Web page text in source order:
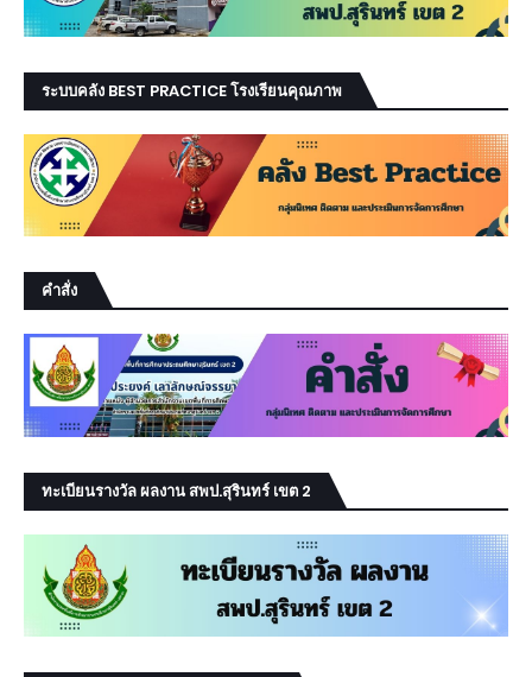
ระบบคลัง BEST PRACTICE โรงเรียนคุณภาพ
คำสั่ง
ทะเบียนรางวัล ผลงาน สพป.สุรินทร์ เขต 2